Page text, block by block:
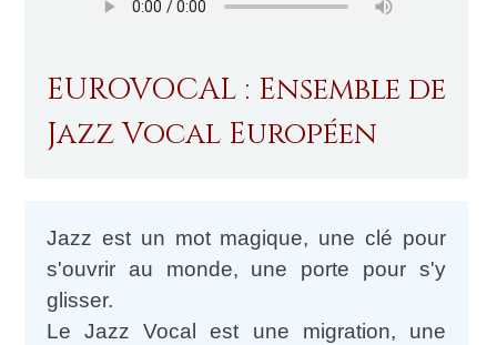
EUROVOCAL : Ensemble de
Jazz Vocal Européen
Jazz est un mot magique, une clé pour
s'ouvrir au monde, une porte pour s'y
glisser.
Le Jazz Vocal est une migration, une